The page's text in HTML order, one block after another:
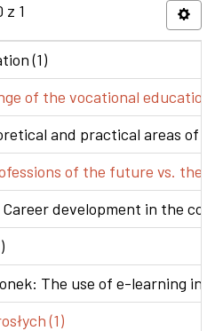
1
(1)
of the vocational
and practical areas of
of the future vs. the
development in the
The use of e-learning in
(1)